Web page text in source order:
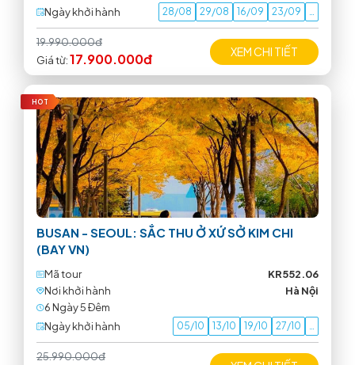
Ngày khởi hành
28/08 29/08 16/09 23/09 …
19.990.000đ
Giá từ:17.900.000đ XEM CHI TIẾT
HOT
BUSAN - SEOUL: SẮC THU Ở XỨ SỞ KIM CHI
(BAY VN)
Mã tour
KR552.06
Nơi khởi hành
Hà Nội
6 Ngày 5 Ðêm
Ngày khởi hành
05/10 13/10 19/10 27/10 …
25.990.000đ